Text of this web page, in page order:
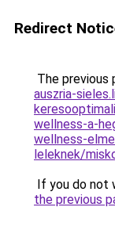
Redirect
The previous
auszria-
wellness-a-
wellness-
leleknek/
If you do not
the previous